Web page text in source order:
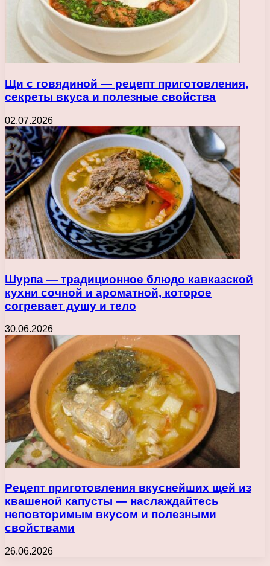
Щи с говядиной — рецепт приготовления,
секреты вкуса и полезные свойства
02.07.2026
Шурпа — традиционное блюдо кавказской
кухни сочной и ароматной, которое
согревает душу и тело
30.06.2026
Рецепт приготовления вкуснейших щей из
квашеной капусты — наслаждайтесь
неповторимым вкусом и полезными
свойствами
26.06.2026